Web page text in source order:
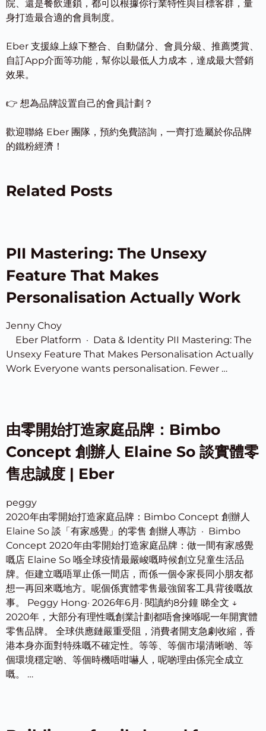
院、還是餐飲連鎖，都可以根據你行業特性與目標客群，量
身打造最合適的會員制度。
Eber 支援線上線下整合、自動儲分、會員分級、推薦獎賞、
自訂App介面等功能，幫你以最低人力成本，達成最大營銷
效果。
👉 想為品牌設置自己的會員計劃？
歡迎聯絡 Eber 團隊 ，預約免費諮詢，一齊打造屬於你品牌
的鐵粉經濟！
Related Posts
PII Mastering: The Unsexy
Feature That Makes
Personalisation Actually Work
Jenny Choy
Eber Platform · Data & Identity PII Mastering: The
Unsexy Feature That Makes Personalisation Actually
Work Everyone wants personalisation. Fewer …
由零開始打造家庭品牌：Bimbo
Concept 創辦人 Elaine So 談實體零
售忠誠度 | Eber
peggy
2020年由零開始打造家庭品牌：Bimbo Concept 創辦人
Elaine So 談「有家感覺」的零售 創辦人專訪 · Bimbo
Concept 2020年由零開始打造家庭品牌：做一間有家感覺
嘅店 Elaine So 喺全球疫情最嚴峻嘅時候創立兒童生活品
牌。佢建立嘅唔單止係一間店，而係一個令家長同小朋友都
想一再回來嘅地方。呢個係實體零售最強留客工具背後嘅故
事。 Peggy Hong· 2026年6月· 閱讀約8分鐘 睇全文 ↓
2020年，大部分有理性嘅創業計劃都唔會揀喺呢一年開實體
零售品牌。 全球供應鏈嚴重受阻，消費者開支急劇收縮，香
港本身亦面對特殊嘅不確定性。等等、等個市場清晰啲、等
個環境穩定啲、等個時機唔咁嚇人，呢啲理由係完全成立
嘅。 …